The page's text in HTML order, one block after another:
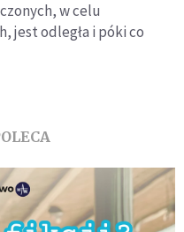
w celu
jest odległa i póki co